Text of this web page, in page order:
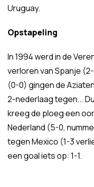
Uruguay.
Opstapeling
In 1994 werd in de
verloren van Spanje
(0-0) gingen de
2-nederlaag tegen...
kreeg de ploeg een
Nederland (5-0,
tegen Mexico (1-3
een goal iets op: 1-1.